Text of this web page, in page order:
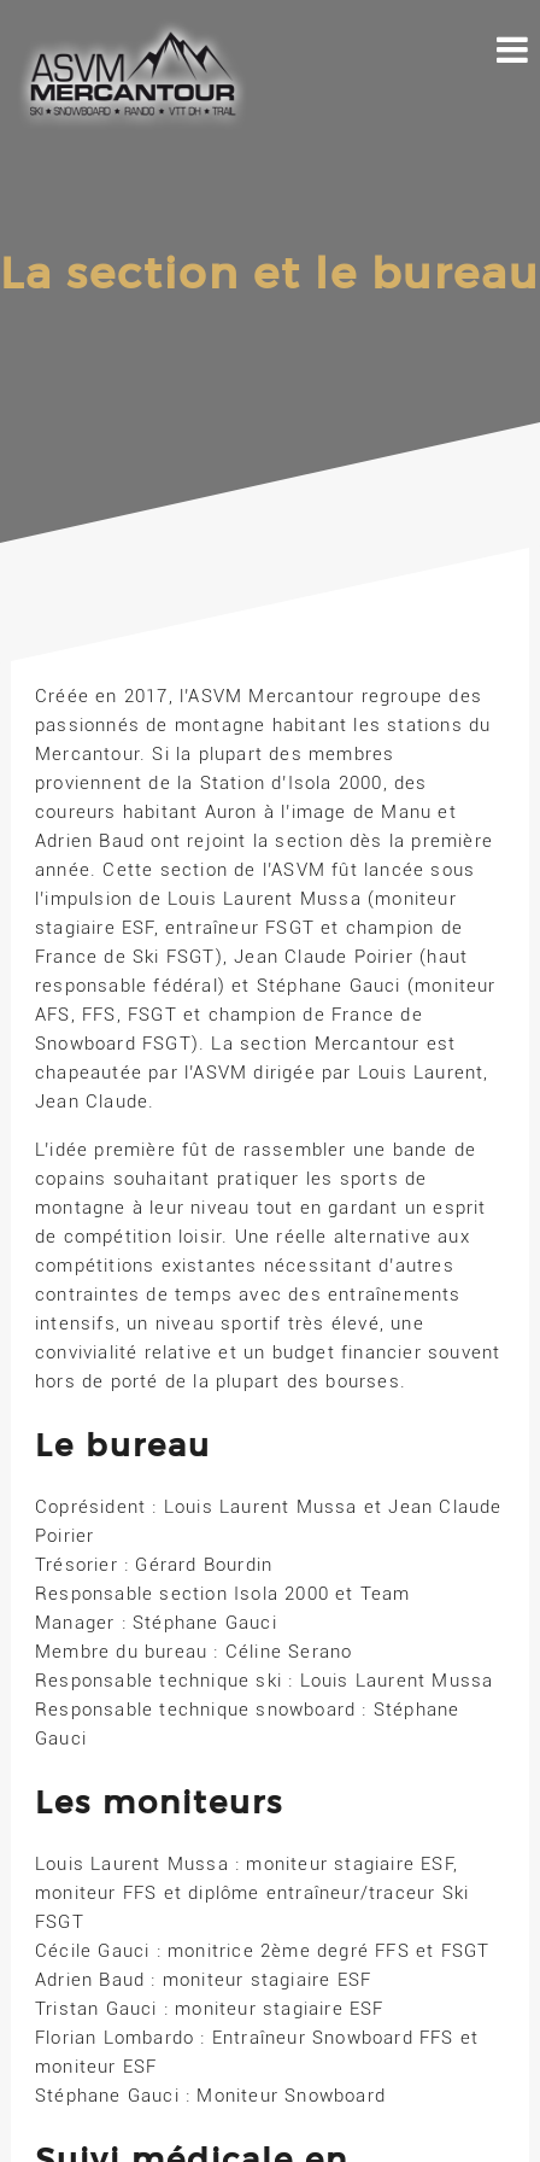
La section et le bureau
Créée en 2017, l’ASVM Mercantour regroupe des
passionnés de montagne habitant les stations du
Mercantour. Si la plupart des membres
proviennent de la Station d’Isola 2000, des
coureurs habitant Auron à l’image de Manu et
Adrien Baud ont rejoint la section dès la première
année. Cette section de l’ASVM fût lancée sous
l’impulsion de Louis Laurent Mussa (moniteur
stagiaire ESF, entraîneur FSGT et champion de
France de Ski FSGT), Jean Claude Poirier (haut
responsable fédéral) et Stéphane Gauci (moniteur
AFS, FFS, FSGT et champion de France de
Snowboard FSGT). La section Mercantour est
chapeautée par l’ASVM dirigée par Louis Laurent,
Jean Claude.
L’idée première fût de rassembler une bande de
copains souhaitant pratiquer les sports de
montagne à leur niveau tout en gardant un esprit
de compétition loisir. Une réelle alternative aux
compétitions existantes nécessitant d’autres
contraintes de temps avec des entraînements
intensifs, un niveau sportif très élevé, une
convivialité relative et un budget financier souvent
hors de porté de la plupart des bourses.
Le bureau
Coprésident : Louis Laurent Mussa et Jean Claude
Poirier
Trésorier : Gérard Bourdin
Responsable section Isola 2000 et Team
Manager : Stéphane Gauci
Membre du bureau : Céline Serano
Responsable technique ski : Louis Laurent Mussa
Responsable technique snowboard : Stéphane
Gauci
Les moniteurs
Louis Laurent Mussa : moniteur stagiaire ESF,
moniteur FFS et diplôme entraîneur/traceur Ski
FSGT
Cécile Gauci : monitrice 2ème degré FFS et FSGT
Adrien Baud : moniteur stagiaire ESF
Tristan Gauci : moniteur stagiaire ESF
Florian Lombardo : Entraîneur Snowboard FFS et
moniteur ESF
Stéphane Gauci : Moniteur Snowboard